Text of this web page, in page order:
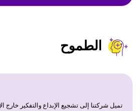
الطموح
تميل شركتنا إلى تشجيع الإبداع والتفكير خارج